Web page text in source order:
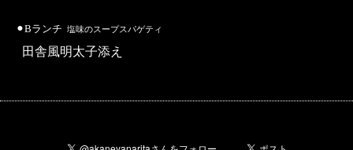
⚫︎Bランチ 塩味のスープスパゲティ
田舎風明太子添え